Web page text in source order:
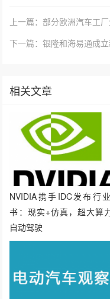
上一篇：部分欧洲汽车工
下一篇：银隆和海易通成
相关文章
NVIDIA携手IDC发布行
书：现实+仿真，超大算
自动驾驶